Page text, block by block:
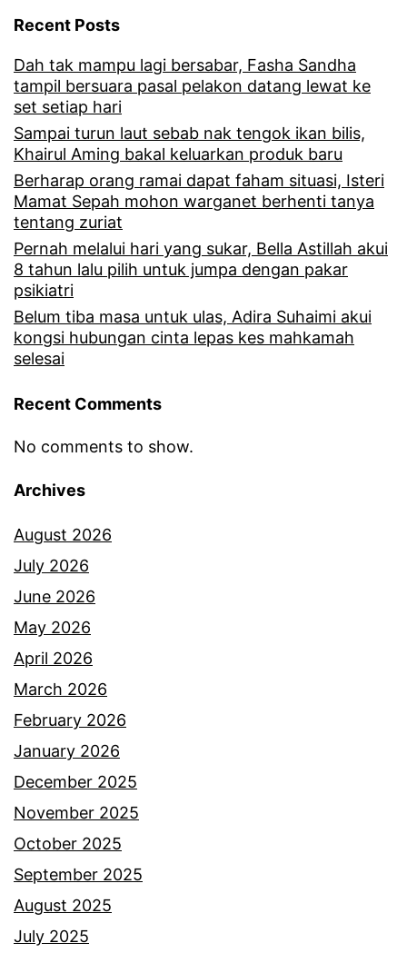
u
s
h
a
t
i
e
u
a
h
r
a
s
a
e
r
m
l
p
a
s
D
e
w
i
d
a
k
w
a
C
i
k
Recent Posts
Dah tak mampu lagi bersabar, Fasha Sandha
tampil bersuara pasal pelakon datang lewat ke
set setiap hari
Sampai turun laut sebab nak tengok ikan bilis,
Khairul Aming bakal keluarkan produk baru
Berharap orang ramai dapat faham situasi, Isteri
Mamat Sepah mohon warganet berhenti tanya
tentang zuriat
Pernah melalui hari yang sukar, Bella Astillah akui
8 tahun lalu pilih untuk jumpa dengan pakar
psikiatri
Belum tiba masa untuk ulas, Adira Suhaimi akui
kongsi hubungan cinta lepas kes mahkamah
selesai
Recent Comments
No comments to show.
Archives
August 2026
July 2026
June 2026
May 2026
April 2026
March 2026
February 2026
January 2026
December 2025
November 2025
October 2025
September 2025
August 2025
July 2025